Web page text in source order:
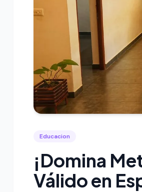
Educacion
¡Domina
Válido en